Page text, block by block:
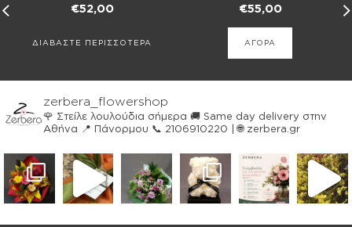
€52,00
ΔΙΑΒΑΣΤΕ ΠΕΡΙΣΣΟΤΕΡΑ
€55,00
ΑΓΟΡΑ
zerbera_flowershop
🌹 Στείλε λουλούδια σήμερα 🚚 Same day delivery στην
Αθήνα 📍 Πάνορμου 📞 2106910220 | 🌐 zerbera.gr